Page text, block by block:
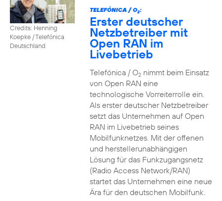
Credits: Henning
Koepke / Telefónica
Deutschland
TELEFÓNICA / O2:
Erster deutscher
Netzbetreiber mit
Open RAN im
Livebetrieb
Telefónica / O2nimmt beim Einsatz
von Open RAN eine
technologische Vorreiterrolle ein.
Als erster deutscher Netzbetreiber
setzt das Unternehmen auf Open
RAN im Livebetrieb seines
Mobilfunknetzes. Mit der offenen
und herstellerunabhängigen
Lösung für das Funkzugangsnetz
(Radio Access Network/RAN)
startet das Unternehmen eine neue
Ära für den deutschen Mobilfunk.